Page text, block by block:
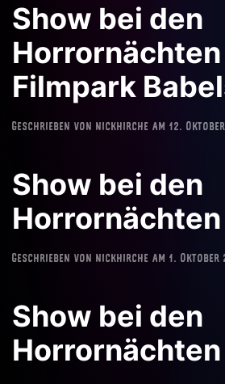
Show bei den
Filmpark
Geschrieben von nickhirche am 12.
Show bei den
Horrornächten
Geschrieben von nickhirche am 1. Oktober
Show bei den
Horrornächten